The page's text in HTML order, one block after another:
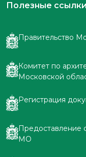
Полезные ссылки
Правительство
Комитет по
Московской
Регистрация
МО